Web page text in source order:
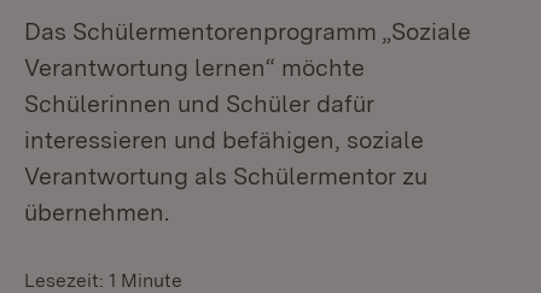
Das Schülermentorenprogramm „Soziale
Verantwortung lernen“ möchte
Schülerinnen und Schüler dafür
interessieren und befähigen, soziale
Verantwortung als Schülermentor zu
übernehmen.
Lesezeit: 1 Minute